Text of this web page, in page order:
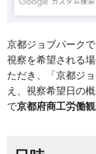
京都ジョブパーク
視察を希望される
ただき、「京都ジ
え、視察希望日の
で京都府商工労働